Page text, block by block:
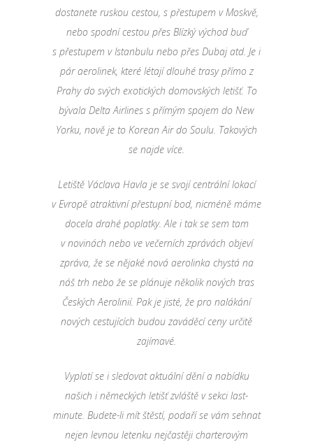
dostanete ruskou cestou, s přestupem v Moskvě,
nebo spodní cestou přes Blízký východ buď
s přestupem v Istanbulu nebo přes Dubaj atd. Je i
pár aerolinek, které létají dlouhé trasy přímo z
Prahy do svých exotických domovských letišť. To
bývala Delta Airlines s přímým spojem do New
Yorku, nově je to Korean Air do Soulu. Takových
se najde více.
Letiště Václava Havla je se svojí centrální lokací
v Evropě atraktivní přestupní bod, nicméně máme
docela drahé poplatky. Ale i tak se sem tam
v novinách nebo ve večerních zprávách objeví
zpráva, že se nějaké nová aerolinka chystá na
náš trh nebo že se plánuje několik nových tras
Českých Aerolinií. Pak je jisté, že pro nalákání
nových cestujících budou zaváděcí ceny určitě
zajímavé.
Vyplatí se i sledovat aktuální dění a nabídku
našich i německých letišť zvláště v sekci last-
minute. Budete-li mít štěstí, podaří se vám sehnat
nejen levnou letenku nejčastěji charterovým